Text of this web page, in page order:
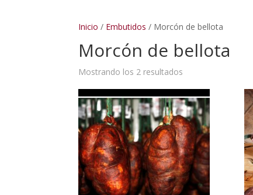
Inicio / Embutidos / Morcón de bellota
Morcón de bellota
Mostrando los 2 resultados